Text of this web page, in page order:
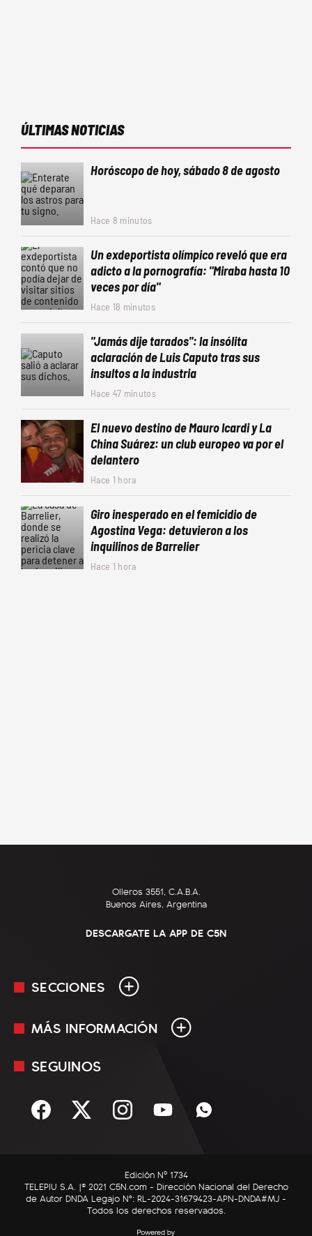
ÚLTIMAS NOTICIAS
Horóscopo de hoy, sábado 8 de agosto
Hace 8 minutos
Un exdeportista olímpico reveló que era
adicto a la pornografía: "Miraba hasta 10
veces por día"
Hace 18 minutos
"Jamás dije tarados": la insólita
aclaración de Luis Caputo tras sus
insultos a la industria
Hace 47 minutos
El nuevo destino de Mauro Icardi y La
China Suárez: un club europeo va por el
delantero
Hace 1 hora
Giro inesperado en el femicidio de
Agostina Vega: detuvieron a los
inquilinos de Barrelier
Hace 1 hora
Olleros 3551, C.A.B.A.
Buenos Aires, Argentina
DESCARGATE LA APP DE C5N
SECCIONES
En Vivo
Sociedad
C5N Autos
RatingCero
MÁS INFORMACIÓN
Mediakit
Términos y condiciones
SEGUINOS
Edición Nº 1734
TELEPIU S.A. |© 2021 C5N.com - Dirección Nacional del Derecho
de Autor DNDA Legajo N°: RL-2024-31679423-APN-DNDA#MJ -
Todos los derechos reservados.